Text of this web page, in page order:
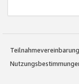
Teilnahmevereinbarung